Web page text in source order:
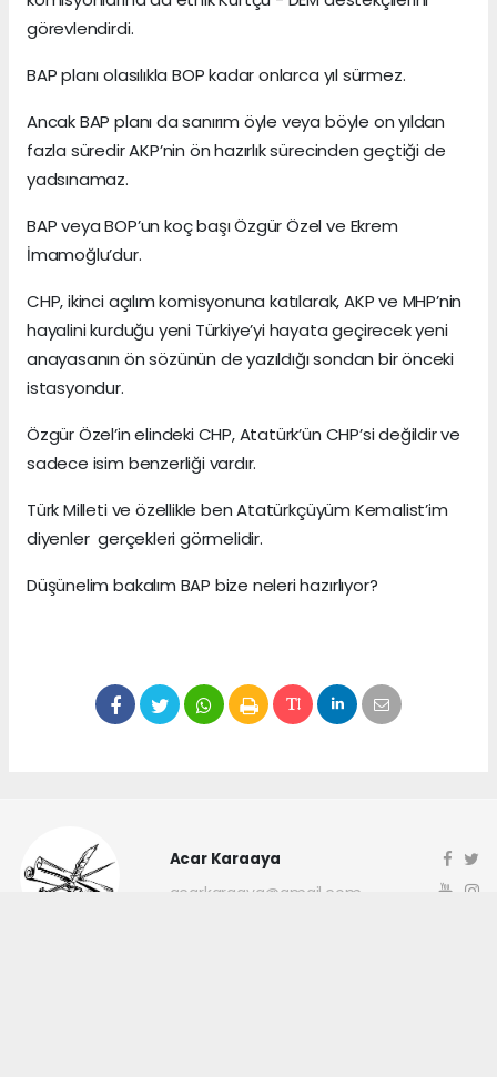
görevlendirdi.
BAP planı olasılıkla BOP kadar onlarca yıl sürmez.
Ancak BAP planı da sanırım öyle veya böyle on yıldan
fazla süredir AKP’nin ön hazırlık sürecinden geçtiği de
yadsınamaz.
BAP veya BOP’un koç başı Özgür Özel ve Ekrem
İmamoğlu’dur.
CHP, ikinci açılım komisyonuna katılarak, AKP ve MHP’nin
hayalini kurduğu yeni Türkiye’yi hayata geçirecek yeni
anayasanın ön sözünün de yazıldığı sondan bir önceki
istasyondur.
Özgür Özel’in elindeki CHP, Atatürk’ün CHP’si değildir ve
sadece isim benzerliği vardır.
Türk Milleti ve özellikle ben Atatürkçüyüm Kemalist’im
diyenler gerçekleri görmelidir.
Düşünelim bakalım BAP bize neleri hazırlıyor?
Acar Karaaya
acarkaraaya@gmail.com